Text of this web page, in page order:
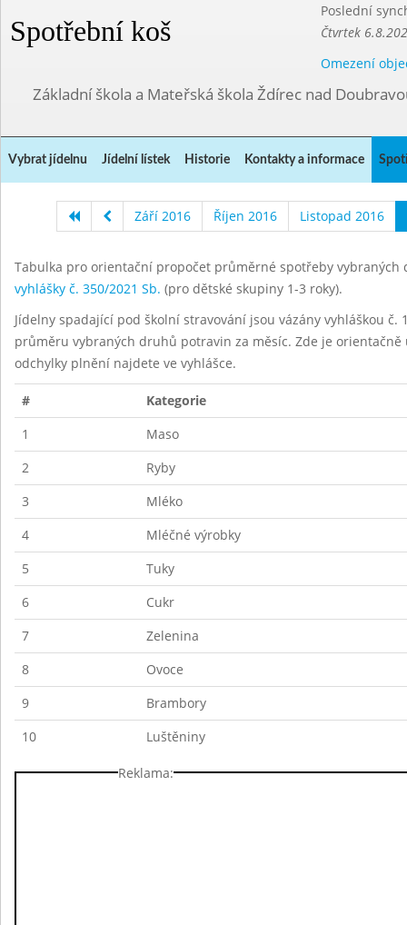
Spotřební koš
Poslední
Čtvrtek
Omezení
Základní škola a Mateřská škola Ždírec nad
Vybrat jídelnu Jídelní lístek Historie Kontakty a informace
Září 2016 Říjen 2016 Listopad 2016
Tabulka pro orientační propočet průměrné spotřeby
vyhlášky č. 350/2021 Sb. (pro dětské skupiny 1-3 roky).
Jídelny spadající pod školní stravování jsou vázány vyhláškou
průměru vybraných druhů potravin za měsíc. Zde je
odchylky plnění najdete ve vyhlášce.
#
Kategorie
1
Maso
2
Ryby
3
Mléko
4
Mléčné výrobky
5
Tuky
6
Cukr
7
Zelenina
8
Ovoce
9
Brambory
10
Luštěniny
Reklama: